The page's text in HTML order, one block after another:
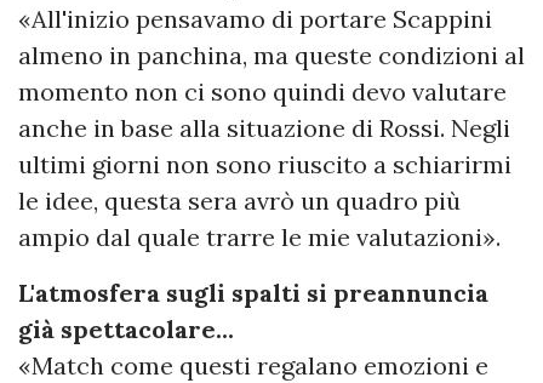
«All'inizio pensavamo di portare Scappini
almeno in panchina, ma queste condizioni al
momento non ci sono quindi devo valutare
anche in base alla situazione di Rossi. Negli
ultimi giorni non sono riuscito a schiarirmi
le idee, questa sera avrò un quadro più
ampio dal quale trarre le mie valutazioni».
L'atmosfera sugli spalti si preannuncia
già spettacolare...
«Match come questi regalano emozioni e